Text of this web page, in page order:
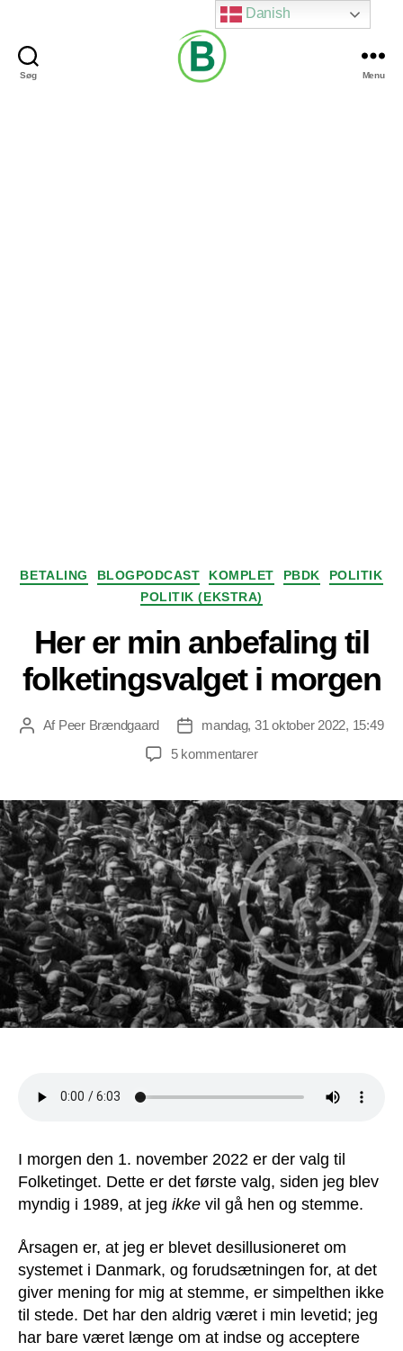
Søg Menu
Kategorier
BETALING BLOGPODCAST KOMPLET PBDK
POLITIK
POLITIK (EKSTRA)
Her er min anbefaling til
folketingsvalget i morgen
Indlægsforfatter
Af Peer Brændgaard Indlægsdato
mandag, 31 oktober 2022, 15:49
5 kommentarertil
min
anbefaling
til
folketingsvalget
i
morgen
I morgen den 1. november 2022 er der valg til
Folketinget. Dette er det første valg, siden jeg blev
myndig i 1989, at jeg ikke vil gå hen og stemme.
Årsagen er, at jeg er blevet desillusioneret om
systemet i Danmark, og forudsætningen for, at det
giver mening for mig at stemme, er simpelthen ikke
til stede. Det har den aldrig været i min levetid; jeg
har bare været længe om at indse og acceptere
Danish